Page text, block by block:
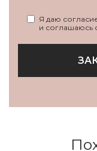
Я даю
и соглашаюсь